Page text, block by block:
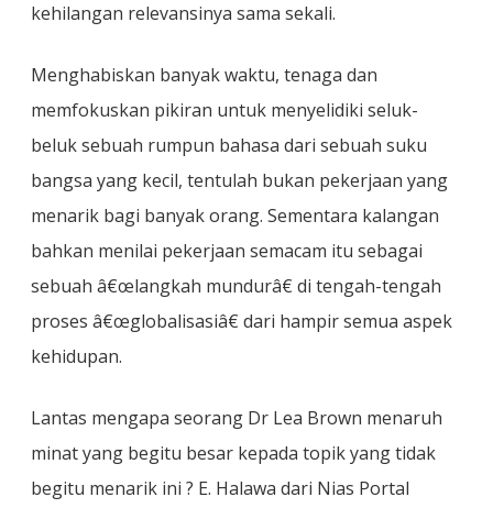
kehilangan relevansinya sama sekali.
Menghabiskan banyak waktu, tenaga dan
memfokuskan pikiran untuk menyelidiki seluk-
beluk sebuah rumpun bahasa dari sebuah suku
bangsa yang kecil, tentulah bukan pekerjaan yang
menarik bagi banyak orang. Sementara kalangan
bahkan menilai pekerjaan semacam itu sebagai
sebuah â€œlangkah mundurâ€ di tengah-tengah
proses â€œglobalisasiâ€ dari hampir semua aspek
kehidupan.
Lantas mengapa seorang Dr Lea Brown menaruh
minat yang begitu besar kepada topik yang tidak
begitu menarik ini ? E. Halawa dari Nias Portal